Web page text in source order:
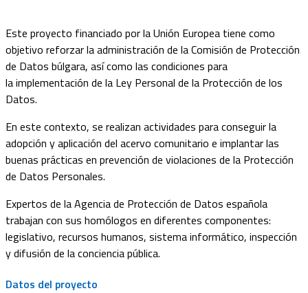
Este proyecto financiado por la Unión Europea tiene como
objetivo reforzar la administración de la Comisión de Protección
de Datos búlgara, así como las condiciones para
la implementación de la Ley Personal de la Protección de los
Datos.
En este contexto, se realizan actividades para conseguir la
adopción y aplicación del acervo comunitario e implantar las
buenas prácticas en prevención de violaciones de la Protección
de Datos Personales.
Expertos de la Agencia de Protección de Datos española
trabajan con sus homólogos en diferentes componentes:
legislativo, recursos humanos, sistema informático, inspección
y difusión de la conciencia pública.
Datos del proyecto